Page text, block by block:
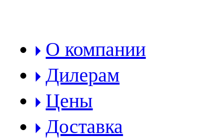
О компании
Дилерам
Цены
Доставка